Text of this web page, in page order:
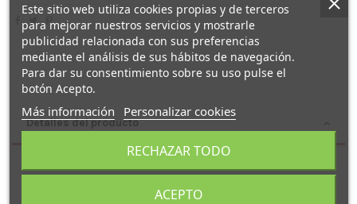
Detalles del producto
Este sitio web utiliza cookies propias y de terceros
para mejorar nuestros servicios y mostrarle
publicidad relacionada con sus preferencias
mediante el análisis de sus hábitos de navegación.
Para dar su consentimiento sobre su uso pulse el
botón Acepto.
Más información Personalizar cookies
RECHAZAR TODO
ACEPTO